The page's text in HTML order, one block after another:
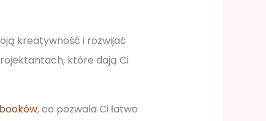
kreatywność i rozwijać
które dają Ci
, co pozwala Ci łatwo